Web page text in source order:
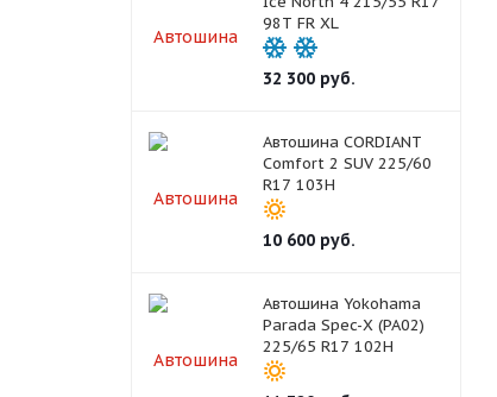
98T FR XL
32 300руб.
Автошина CORDIANT
Comfort 2 SUV 225/60
R17 103H
10 600руб.
Автошина Yokohama
Parada Spec-X (PA02)
225/65 R17 102H